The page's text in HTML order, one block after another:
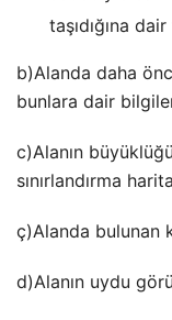
taşıdığına
b)Alanda daha
bunlara dair
c)Alanın
sınırlandırma
ç)Alanda bulunan
d)Alanın uydu